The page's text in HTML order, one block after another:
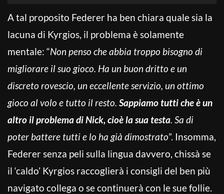
A tal proposito Federer ha ben chiara quale sia la
lacuna di Kyrgios, il problema è solamente
mentale: “Non penso che abbia troppo bisogno di
migliorare il suo gioco. Ha un buon dritto e un
discreto rovescio, un eccellente servizio, un ottimo
gioco al volo e tutto il resto. Sappiamo tutti che è un
altro il problema di Nick, cioè la sua testa. Sa di
poter battere tutti e lo ha già dimostrato”. Insomma,
Federer senza peli sulla lingua davvero, chissà se
il ‘caldo’ Kyrgios raccoglierà i consigli del ben più
navigato collega o se continuerà con le sue follie.